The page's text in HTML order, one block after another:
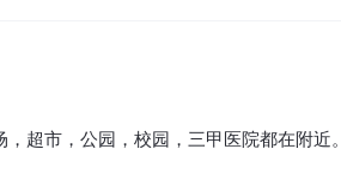
超市，公园，校园，三甲医院都在附近。